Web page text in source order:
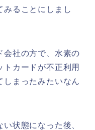
みることにしまし
会社の方で、水素の
カードが不正利用
しまったみたいなん
状態になった後、